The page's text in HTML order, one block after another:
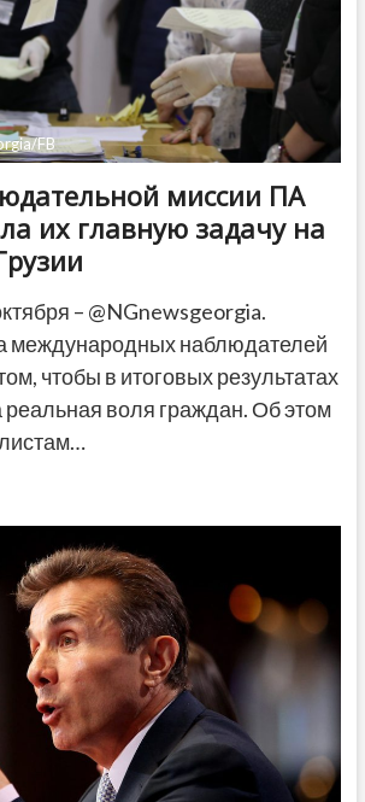
FB
миссии ПА
их главную задачу на
– @NGnewsgeorgia.
международных наблюдателей
чтобы в итоговых результатах
воля граждан. Об этом